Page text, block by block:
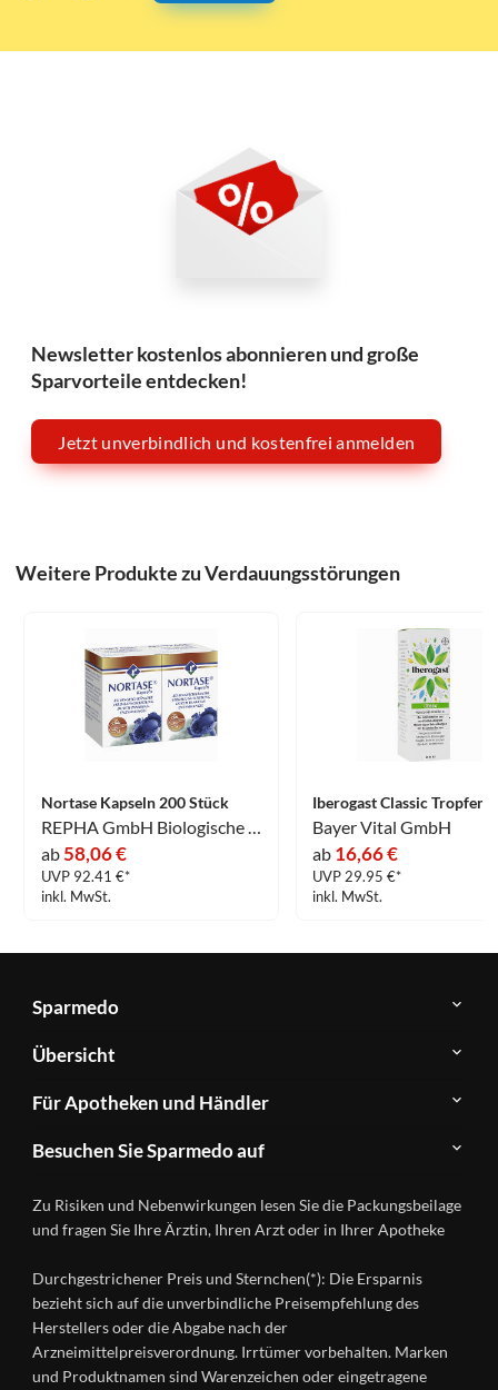
Newsletter kostenlos abonnieren und große
Sparvorteile entdecken!
Jetzt unverbindlich und kostenfrei anmelden
Weitere Produkte zu Verdauungsstörungen
Nortase Kapseln 200 Stück
ab58,06 €
UVP 92.41 €*
inkl. MwSt.
Iberogast Classic Tropfen
Bayer Vital GmbH
ab 16,66 €
UVP 29.95 €*
inkl. MwSt.
Sparmedo
Über
Sparmedo
FAQ
Kontakt
Datenschutz
Nutzungsbedingungen
Übersicht
Herstellerverzeichnis
Produkte
A-
Ratgeber
Wirkstoffe
Gesundheitsmagazin
Für Apotheken und Händler
&
Händlerlogin
Besuchen Sie Sparmedo auf
Instagram
Zu Risiken und Nebenwirkungen lesen Sie die Packungsbeilage
und fragen Sie Ihre Ärztin, Ihren Arzt oder in Ihrer Apotheke
Durchgestrichener Preis und Sternchen(*): Die Ersparnis
bezieht sich auf die unverbindliche Preisempfehlung des
Herstellers oder die Abgabe nach der
Arzneimittelpreisverordnung. Irrtümer vorbehalten. Marken
und Produktnamen sind Warenzeichen oder eingetragene